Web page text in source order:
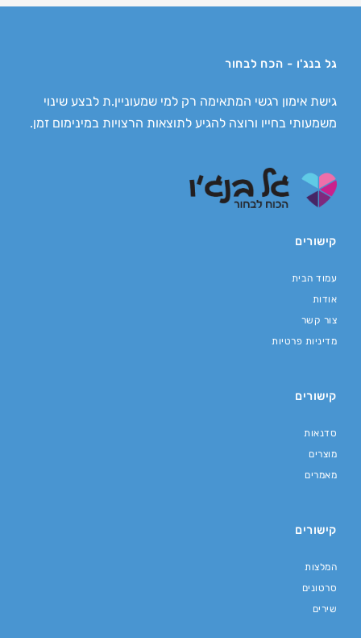
גל בנג'ו - הכח לבחור
גישת אימון רגשי המתאימה רק למי שמעוניין.ת לבצע שינוי
משמעותי בחייו ורוצה להגיע לתוצאות הרצויות במינימום זמן.
קישורים
עמוד הבית
אודות
צור קשר
מדיניות פרטיות
קישורים
סדנאות
מוצרים
מאמרים
קישורים
המלצות
סרטונים
שירים